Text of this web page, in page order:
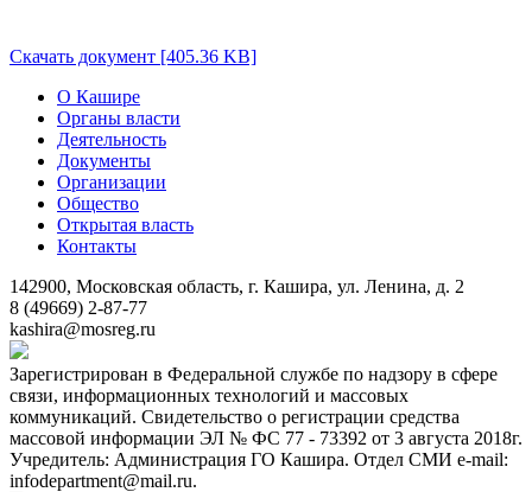
Скачать документ [405.36 KB]
О Кашире
Органы власти
Деятельность
Документы
Организации
Общество
Открытая власть
Контакты
142900, Московская область, г. Кашира, ул. Ленина, д. 2
8 (49669) 2-87-77
kashira@mosreg.ru
Зарегистрирован в Федеральной службе по надзору в сфере
связи, информационных технологий и массовых
коммуникаций. Свидетельство о регистрации средства
массовой информации ЭЛ № ФС 77 - 73392 от 3 августа 2018г.
Учредитель: Администрация ГО Кашира. Отдел СМИ e-mail:
infodepartment@mail.ru.